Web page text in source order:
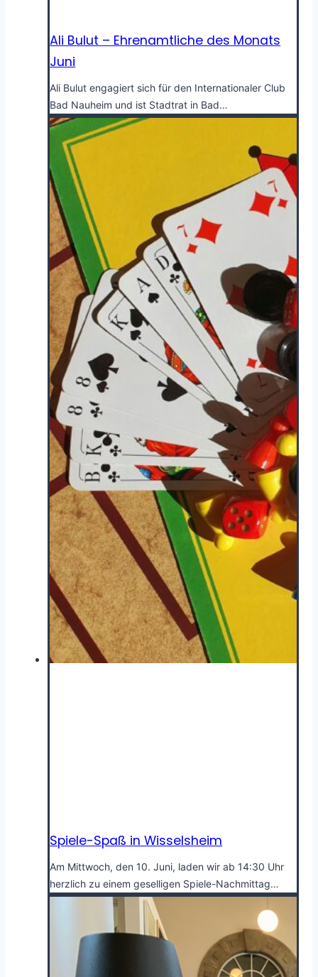
Ali Bulut – Ehrenamtliche des Monats
Juni
Ali Bulut engagiert sich für den Internationaler Club
Bad Nauheim und ist Stadtrat in Bad…
Spiele-Spaß in Wisselsheim
Am Mittwoch, den 10. Juni, laden wir ab 14:30 Uhr
herzlich zu einem geselligen Spiele-Nachmittag…